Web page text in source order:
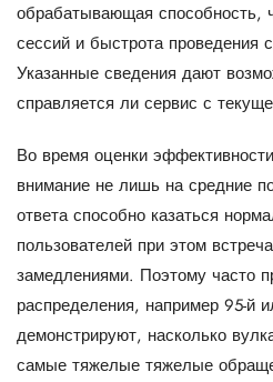
обрабатывающая способность,
сессий и быстрота проведения
Указанные сведения дают
справляется ли сервис с
Во время оценки
внимание не лишь на средние
ответа способно казаться
пользователей при этом
замедлениями. Поэтому часто
распределения, например 95-й
демонстрируют, насколько
самые тяжелые тяжелые